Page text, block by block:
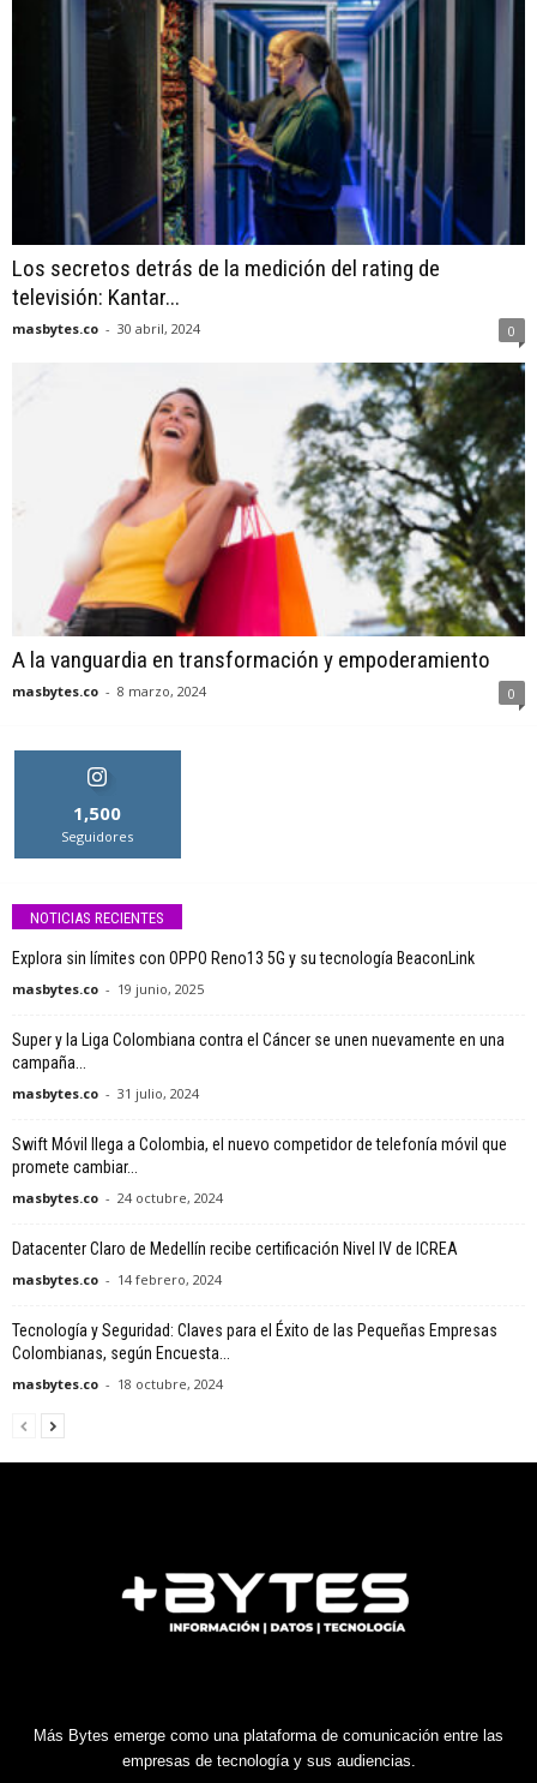
Los secretos detrás de la medición del rating de
televisión: Kantar...
masbytes.co - 30 abril, 2024 0
A la vanguardia en transformación y empoderamiento
masbytes.co - 8 marzo, 2024 0
1,500
Seguidores
NOTICIAS RECIENTES
Explora sin límites con OPPO Reno13 5G y su tecnología BeaconLink
masbytes.co - 19 junio, 2025
Super y la Liga Colombiana contra el Cáncer se unen nuevamente en una
campaña...
masbytes.co - 31 julio, 2024
Swift Móvil llega a Colombia, el nuevo competidor de telefonía móvil que
promete cambiar...
masbytes.co - 24 octubre, 2024
Datacenter Claro de Medellín recibe certificación Nivel IV de ICREA
masbytes.co - 14 febrero, 2024
Tecnología y Seguridad: Claves para el Éxito de las Pequeñas Empresas
Colombianas, según Encuesta...
masbytes.co - 18 octubre, 2024
Más Bytes emerge como una plataforma de comunicación entre las
empresas de tecnología y sus audiencias.